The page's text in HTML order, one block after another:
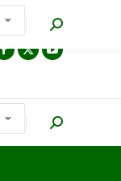
Recherche
Recherche